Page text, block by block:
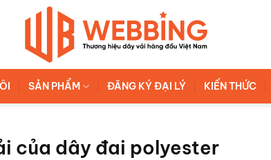
SẢN PHẨM ĐĂNG KÝ ĐẠI LÝ KIẾN THỨC
của dây đai polyester